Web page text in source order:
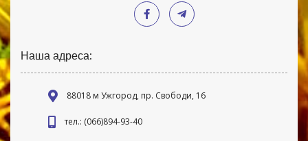
Наша адреса:
88018 м Ужгород, пр. Свободи, 16
тел.: (066)894-93-40